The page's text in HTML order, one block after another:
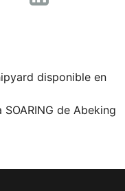
disponible en
de Abeking